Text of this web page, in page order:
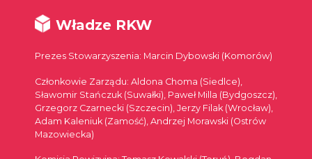
Władze RKW
Prezes Stowarzyszenia: Marcin Dybowski (Komorów)
Członkowie Zarządu: Aldona Choma (Siedlce),
Sławomir Stańczuk (Suwałki), Paweł Milla (Bydgoszcz),
Grzegorz Czarnecki (Szczecin), Jerzy Filak (Wrocław),
Adam Kaleniuk (Zamość), Andrzej Morawski (Ostrów
Mazowiecka)